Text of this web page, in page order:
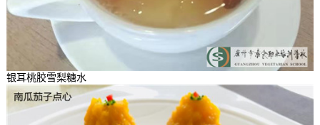
银耳桃胶雪梨糖水